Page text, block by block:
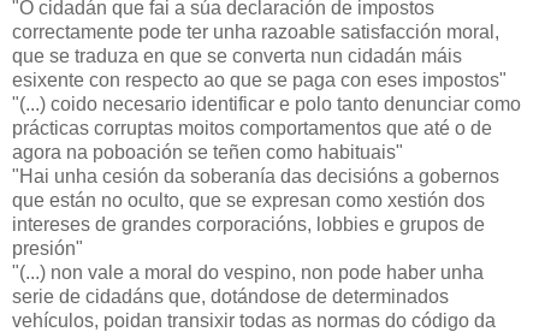
"O cidadán que fai a súa declaración de impostos
correctamente pode ter unha razoable satisfacción moral,
que se traduza en que se converta nun cidadán máis
esixente con respecto ao que se paga con eses impostos"
"(...) coido necesario identificar e polo tanto denunciar como
prácticas corruptas moitos comportamentos que até o de
agora na poboación se teñen como habituais"
"Hai unha cesión da soberanía das decisións a gobernos
que están no oculto, que se expresan como xestión dos
intereses de grandes corporacións, lobbies e grupos de
presión"
"(...) non vale a moral do vespino, non pode haber unha
serie de cidadáns que, dotándose de determinados
vehículos, poidan transixir todas as normas do código da